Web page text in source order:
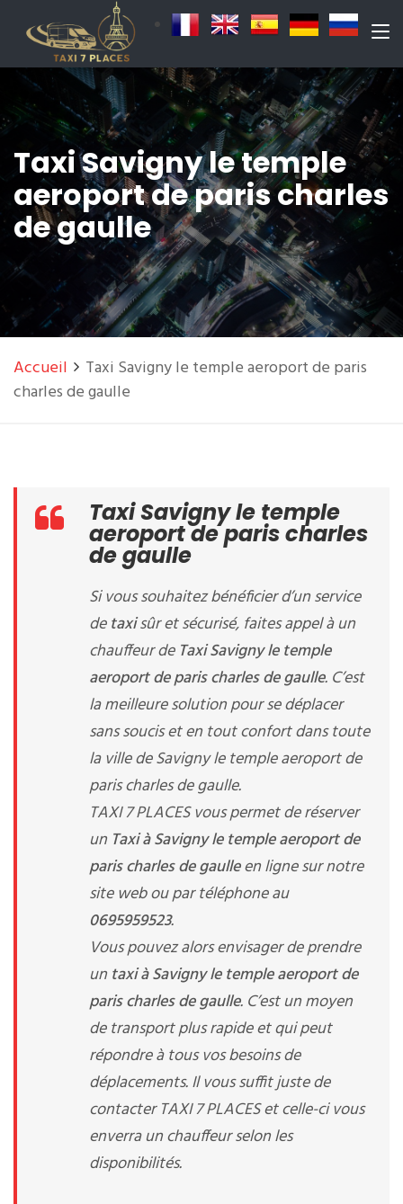
Taxi Savigny le temple
aeroport de paris charles
de gaulle
Accueil
Taxi Savigny le temple aeroport de paris
charles de gaulle
Taxi Savigny le temple
aeroport de paris charles
de gaulle
Si vous souhaitez bénéficier d’un service
detaxisûr et sécurisé, faites appel à un
chauffeur de Taxi Savigny le temple
aeroport de paris charles de gaulle. C’est
la meilleure solution pour se déplacer
sans soucis et en tout confort dans toute
la ville de Savigny le temple aeroport de
paris charles de gaulle.
TAXI 7 PLACES vous permet de réserver
un Taxi à Savigny le temple aeroport de
paris charles de gaulleen ligne sur notre
site web ou par téléphone au
0695959523.
Vous pouvez alors envisager de prendre
un taxi à Savigny le temple aeroport de
paris charles de gaulle. C’est un moyen
de transport plus rapide et qui peut
répondre à tous vos besoins de
déplacements. Il vous suffit juste de
contacter TAXI 7 PLACES et celle-ci vous
enverra un chauffeur selon les
disponibilités.